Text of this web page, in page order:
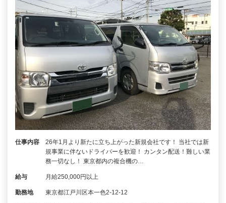
仕事内容
26年1月より新たに立ち上がった新規会社です！ 当社では新
規事業に伴ないドライバーを歓迎！ カンタン配送！難しい業
務一切なし！ 東京都内の複合機の…
給与 月給250,000円以上
勤務地 東京都江戸川区本一色2-12-12